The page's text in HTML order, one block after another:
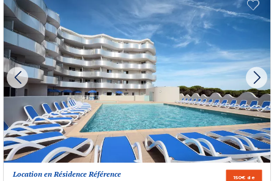
Location en Résidence Référence
150€ de